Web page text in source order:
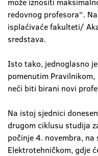
redovnog profesora“.
isplaćivaće fakulteti/
sredstava.
Isto tako, jednoglasno
pomenutim
neći biti birani novi
Na istoj sjednici
drugom ciklusu studija
počinje 4. novembra,
Elektrotehničkom, gdje